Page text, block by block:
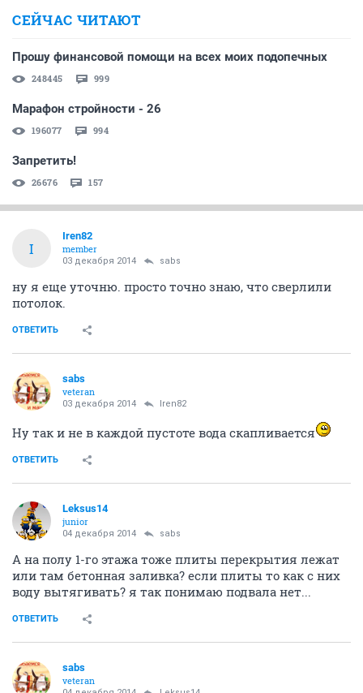
СЕЙЧАС ЧИТАЮТ
Прошу финансовой помощи на всех моих подопечных
248445 999
Марафон стройности - 26
196077 994
Запретить!
26676 157
I
Iren82
member
03 декабря 2014 sabs
ну я еще уточню. просто точно знаю, что сверлили
потолок.
ОТВЕТИТЬ
sabs
veteran
03 декабря 2014 Iren82
Ну так и не в каждой пустоте вода скапливается
ОТВЕТИТЬ
Leksus14
junior
04 декабря 2014 sabs
А на полу 1-го этажа тоже плиты перекрытия лежат
или там бетонная заливка? если плиты то как с них
воду вытягивать? я так понимаю подвала нет...
ОТВЕТИТЬ
sabs
veteran